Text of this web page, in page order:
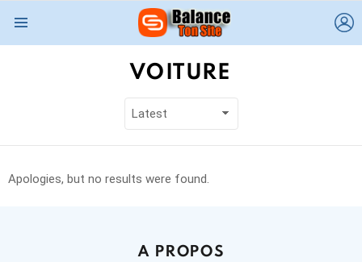
VOITURE
Apologies, but no results were found.
A PROPOS